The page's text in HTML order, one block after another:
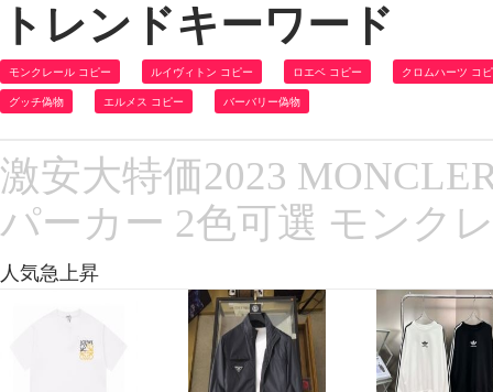
トレンドキーワード
モンクレール コピー ルイヴィトン コピー ロエベ コピー クロムハーツ コ
グッチ偽物 エルメス コピー バーバリー偽物
激安大特価2023
パーカー 2色可選 モンク
人気急上昇